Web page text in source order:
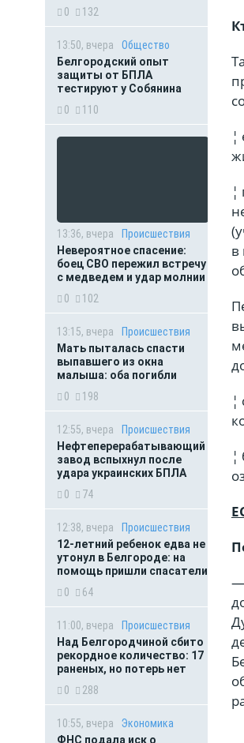
0
132
13:50, вчера
Общество
Белгородский опыт
защиты от БПЛА
тестируют у Собянина
0
110
13:36, вчера
Происшествия
Невероятное спасение:
боец СВО пережил встречу
с медведем и удар молнии
0
102
13:15, вчера
Происшествия
Мать пыталась спасти
выпавшего из окна
малыша: оба погибли
0
198
12:55, вчера
Происшествия
Нефтеперерабатывающий
завод вспыхнул после
удара украинских БПЛА
0
74
12:38, вчера
Происшествия
12-летний ребенок едва не
утонул в Белгороде: на
помощь пришли спасатели
0
64
11:00, вчера
Происшествия
Над Белгородчиной сбито
рекордное количество: 17
раненых, но потерь нет
0
288
10:55, вчера
Экономика
ФНС подала иск о
в
—